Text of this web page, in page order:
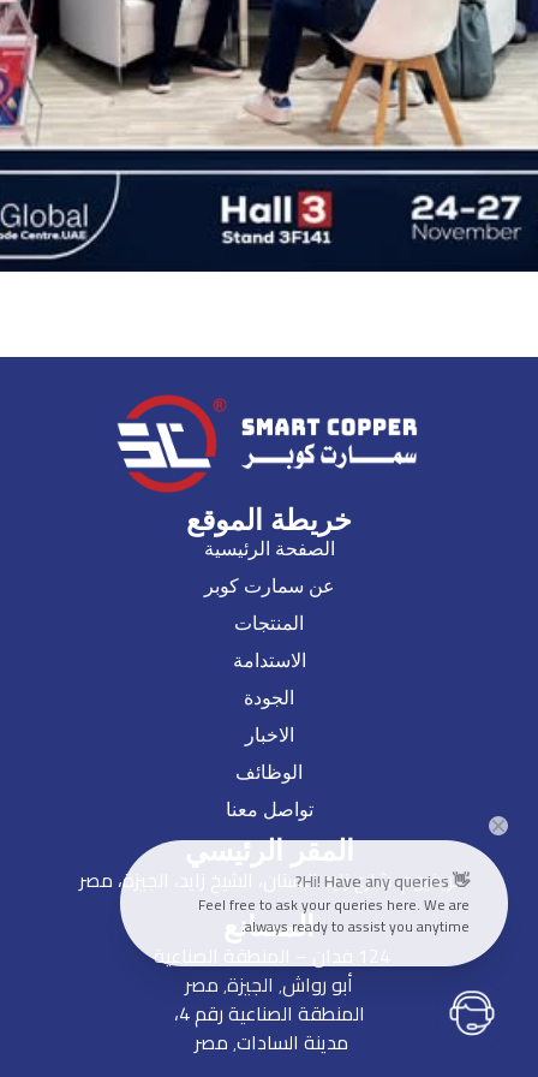
خريطة الموقع
الصفحة الرئيسية
عن سمارت كوبر
المنتجات
الاستدامة
الجودة
الاخبار
الوظائف
تواصل معنا
المقر الرئيسي
تريفيوم، شارع زايد البستان، الشيخ زايد، الجيزة، مصر
المصانع
أبو رواش٬ الجيزة٬ مصر
المنطقة الصناعية رقم 4،
مدينة السادات٬ مصر
👋 Hi! Have any queries?
Feel free to ask your queries here. We are
always ready to assist you anytime.